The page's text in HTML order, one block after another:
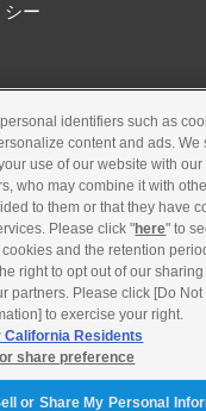
シー
方針
く表示
合せ
identifiers such as
content and ads. We
use of our website with
who may combine it with
to them or that they have
Please click "here" to
and the retention
right to opt out of our
partners. Please click [Do
to exercise your right.
Residents
share preference
or Share My Personal